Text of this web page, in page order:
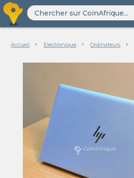
Accueil Electronique Ordinateurs